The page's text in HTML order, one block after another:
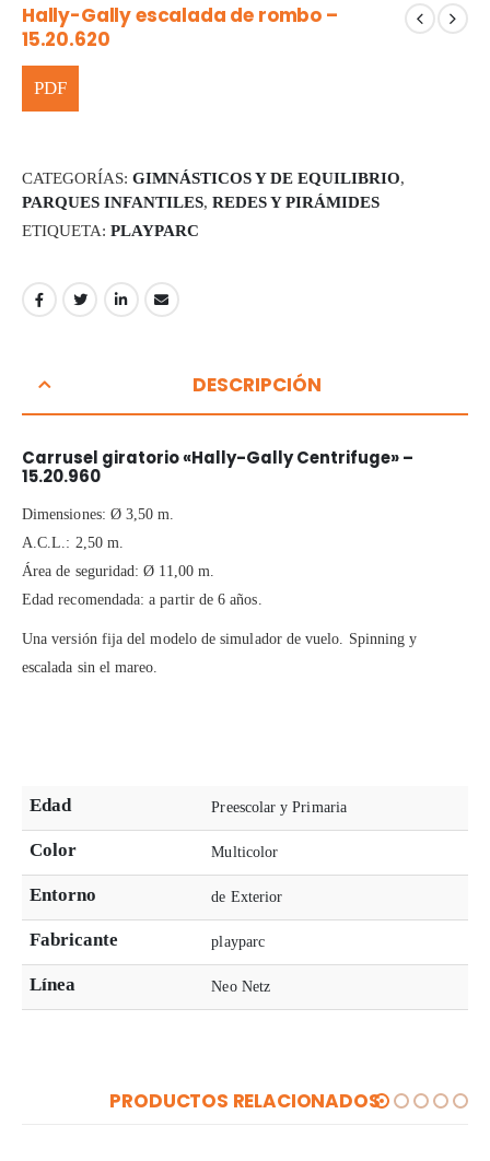
Hally-Gally escalada de rombo –
15.20.620
CATEGORÍAS: GIMNÁSTICOS Y DE EQUILIBRIO,
PARQUES INFANTILES, REDES Y PIRÁMIDES
ETIQUETA: PLAYPARC
DESCRIPCIÓN
Carrusel giratorio «Hally-Gally Centrifuge» –
15.20.960
Dimensiones: Ø 3,50 m.
A.C.L.: 2,50 m.
Área de seguridad: Ø 11,00 m.
Edad recomendada: a partir de 6 años.
Una versión fija del modelo de simulador de vuelo. Spinning y
escalada sin el mareo.
Edad Preescolar y Primaria
Color Multicolor
Entorno de Exterior
Fabricante playparc
Línea Neo Netz
PRODUCTOS RELACIONADOS